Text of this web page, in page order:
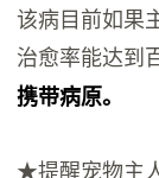
该病目前如果
治愈率能达到
携带病原。
★提醒宠物主